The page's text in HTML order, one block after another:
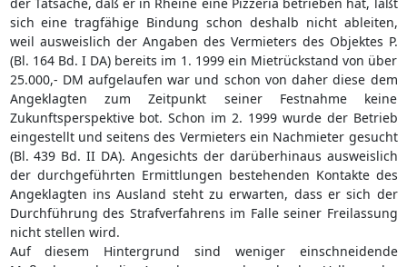
sich eine tragfähige Bindung schon deshalb nicht ableiten,
weil ausweislich der Angaben des Vermieters des Objektes P.
(Bl. 164 Bd. I DA) bereits im 1. 1999 ein Mietrückstand von über
25.000,- DM aufgelaufen war und schon von daher diese dem
Angeklagten zum Zeitpunkt seiner Festnahme keine
Zukunftsperspektive bot. Schon im 2. 1999 wurde der Betrieb
eingestellt und seitens des Vermieters ein Nachmieter gesucht
(Bl. 439 Bd. II DA). Angesichts der darüberhinaus ausweislich
der durchgeführten Ermittlungen bestehenden Kontakte des
Angeklagten ins Ausland steht zu erwarten, dass er sich der
Durchführung des Strafverfahrens im Falle seiner Freilassung
nicht stellen wird.
Auf diesem Hintergrund sind weniger einschneidende